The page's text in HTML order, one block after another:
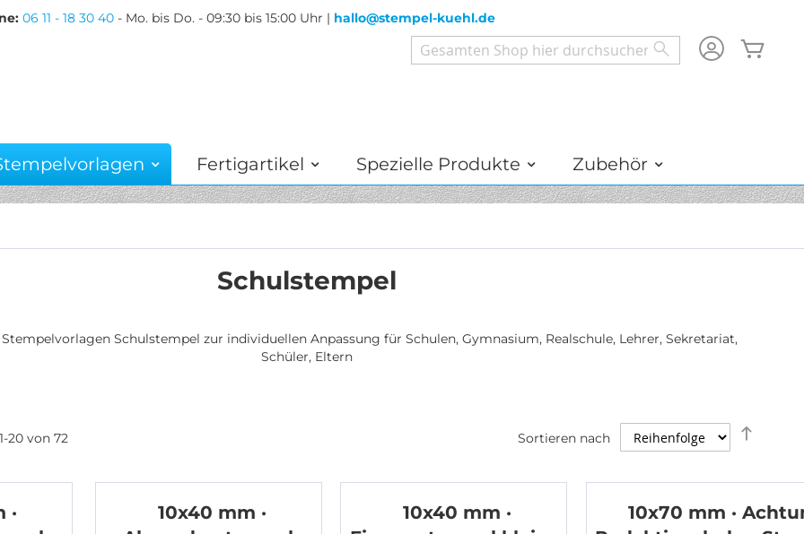
06 11 - 18 30 40- Mo. bis Do. - 09:30 bis 15:00 Uhr | hallo@stempel-kuehl.de
Search
Fertigartikel Spezielle Produkte Zubehör
Schulstempel
Schulstempel zur individuellen Anpassung für Schulen, Gymnasium, Realschule, Lehrer, Sekretariat,
Schüler, Eltern
1-20von 72 Sortieren nach
·
10x40 mm ·
10x40 mm ·
10x70 mm ·